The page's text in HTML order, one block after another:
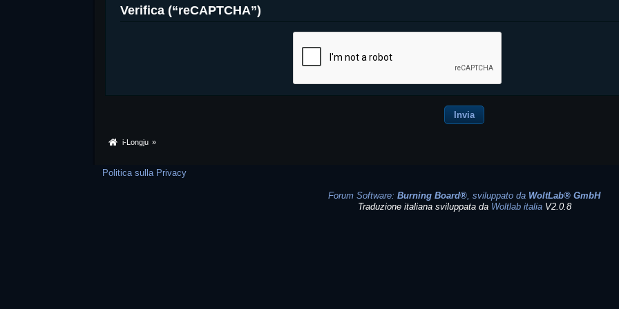
Verifica (“reCAPTCHA”)
i-Longju »
Politica sulla Privacy
Forum Software: Burning Board®, sviluppato da WoltLab® GmbH
Traduzione italiana sviluppata da Woltlab italiaV2.0.8